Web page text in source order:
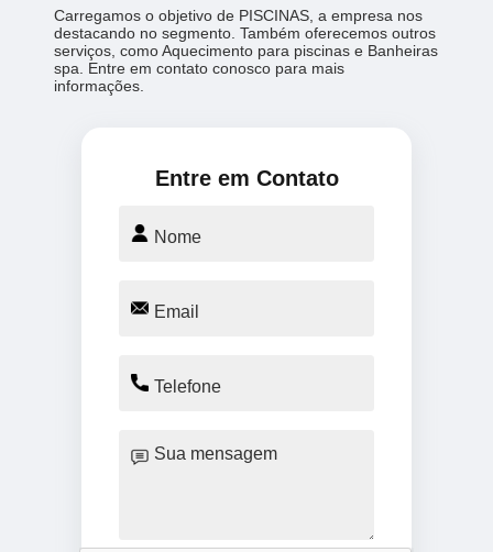
Carregamos o objetivo de PISCINAS, a empresa nos
destacando no segmento. Também oferecemos outros
serviços, como Aquecimento para piscinas e Banheiras
spa. Entre em contato conosco para mais
informações.
Entre em Contato